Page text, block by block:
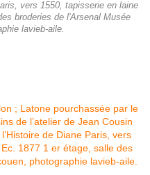
vers 1550, tapisserie en laine
broderies de l'Arsenal Musée
lavieb-aile.